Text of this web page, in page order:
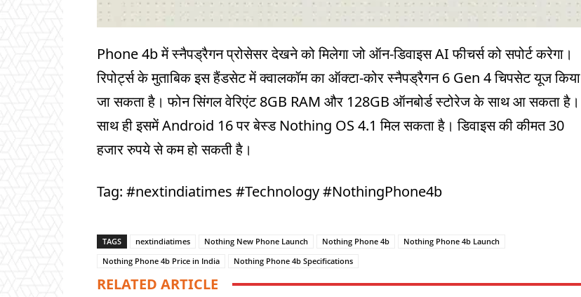
Phone 4b में स्नैपड्रैगन प्रोसेसर देखने को मिलेगा जो ऑन-डिवाइस AI फीचर्स को सपोर्ट करेगा।
रिपोर्ट्स के मुताबिक इस हैंडसेट में क्वालकॉम का ऑक्टा-कोर स्नैपड्रैगन 6 Gen 4 चिपसेट यूज किया
जा सकता है। फोन सिंगल वेरिएंट 8GB RAM और 128GB ऑनबोर्ड स्टोरेज के साथ आ सकता है।
साथ ही इसमें Android 16 पर बेस्ड Nothing OS 4.1 मिल सकता है। डिवाइस की कीमत 30
हजार रुपये से कम हो सकती है।
Tag: #nextindiatimes #Technology #NothingPhone4b
TAGS nextindiatimes Nothing New Phone Launch Nothing Phone 4b
Nothing Phone 4b Launch
Nothing Phone 4b Price in India
Nothing Phone 4b Specifications
RELATED ARTICLE